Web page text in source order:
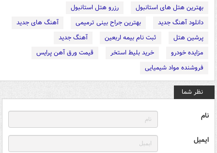
بهترین هتل های استانبول
رزرو هتل استانبول
دانلود آهنگ جدید
بهترین جراح بینی ترمیمی
آهنگ های جدید
پرشین هتل
ثبت نام بیمه اربعین
آهنگ جدید
مزایده خودرو
خرید بلیط استخر
قیمت ورق آهن پرایس
فروشنده مواد شیمیایی
نظر شما
نام
ایمیل